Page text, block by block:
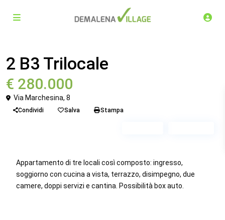
2 B3 Trilocale
€ 280.000
Via Marchesina, 8
Condividi Salva Stampa
Appartamento di tre locali così composto: ingresso,
soggiorno con cucina a vista, terrazzo, disimpegno, due
camere, doppi servizi e cantina. Possibilità box auto.